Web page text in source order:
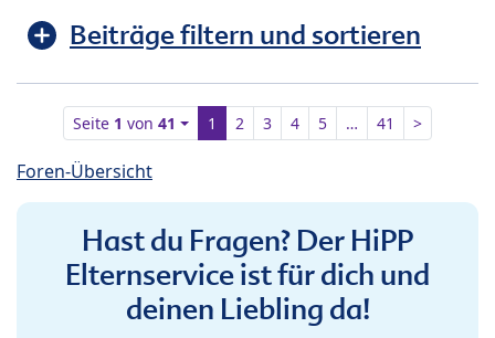
Beiträge filtern und sortieren
Seite 1 von41 1 2 3 4 5 … 41 >
Foren-Übersicht
Hast du Fragen? Der HiPP
Elternservice ist für dich und
deinen Liebling da!